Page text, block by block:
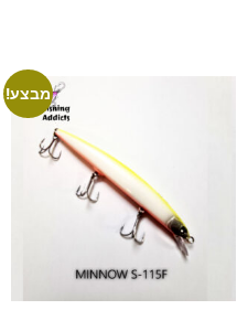
מבצע!